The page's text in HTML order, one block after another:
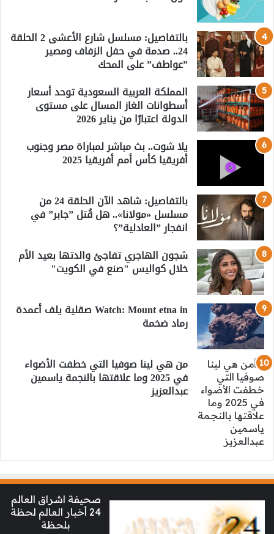
بالتفاصيل: مسلسل شارع الأعشى 2 الحلقة
24.. صدمة في حفل الزفاف ومصير
”عواطف” على المحك
المملكة العربية السعودية توحد أسعار
أسطوانات الغاز المسال على مستوى
الدولة اعتبارًا من يناير 2026
يلا شوت.. بث مباشر لمباراة مصر وجنوب
أفريقيا كأس أمم أفريقيا 2025
بالتفاصيل: شاهد الآن الحلقة 24 من
مسلسل «مولانا».. هل قُتل ”جابر” في
انفجار ”العادلية”؟
شجون الهاجري تفاجئ والدتها بعيد الأم
خلال كواليس "صنع في الكويت"
Watch: Mount etna in صقلية يلف أعمدة
رماد ضخمة
من هي لينا صوفيا التي خطفت الأضواء
في 2025 وما علاقتها بالنجمة ياسمين
عبدالعزيز
صحيفة اشراق العالم
24 أخبار العالم لحظة
بلحظة